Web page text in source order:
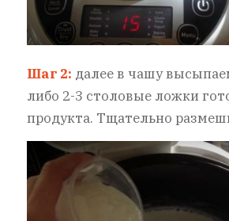
Шаг 2: далее в чашу
либо 2-3 столовые ложки
продукта. Тщательно